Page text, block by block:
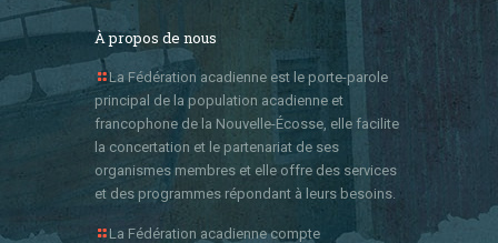
À propos de nous
La Fédération acadienne est le porte-parole
principal de la population acadienne et
francophone de la Nouvelle-Écosse, elle facilite
la concertation et le partenariat de ses
organismes membres et elle offre des services
et des programmes répondant à leurs besoins.
La Fédération acadienne compte